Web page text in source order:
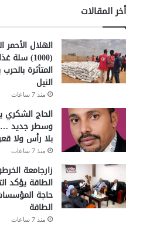
أخر المقالات
الهلال
(1000) سلة
المتأثرة
النيل
منذ 7 ساعات
الحاج
وسطر جديد …
بلا رأس ولا
منذ 7 ساعات
زارجامعة
الطاقة يؤكد
حاجة
الطاقة
منذ 7 ساعات